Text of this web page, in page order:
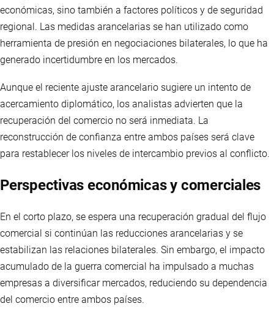
económicas, sino también a factores políticos y de seguridad
regional. Las medidas arancelarias se han utilizado como
herramienta de presión en negociaciones bilaterales, lo que ha
generado incertidumbre en los mercados.
Aunque el reciente ajuste arancelario sugiere un intento de
acercamiento diplomático, los analistas advierten que la
recuperación del comercio no será inmediata. La
reconstrucción de confianza entre ambos países será clave
para restablecer los niveles de intercambio previos al conflicto.
Perspectivas económicas y comerciales
En el corto plazo, se espera una recuperación gradual del flujo
comercial si continúan las reducciones arancelarias y se
estabilizan las relaciones bilaterales. Sin embargo, el impacto
acumulado de la guerra comercial ha impulsado a muchas
empresas a diversificar mercados, reduciendo su dependencia
del comercio entre ambos países.